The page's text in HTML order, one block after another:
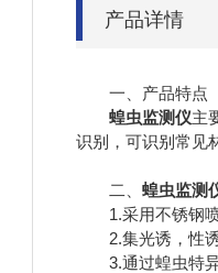
产品详情
一、产品特点
蝗虫监测仪主
识别，可识别常见
二、 蝗虫监测
1.采用不锈钢喷
2.集光诱，性诱
3.通过蝗虫特异